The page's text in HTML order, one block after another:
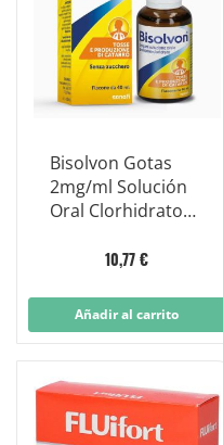
Bisolvon Gotas
2mg/ml Solución
Oral Clorhidrato
10,77 €
Añadir al carrito